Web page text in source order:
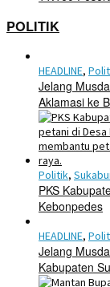
POLITIK
HEADLINE,
Jelang
Aklamasi ke
Politik,
PKS
Kebonpedes
HEADLINE,
Jelang
Kabupaten